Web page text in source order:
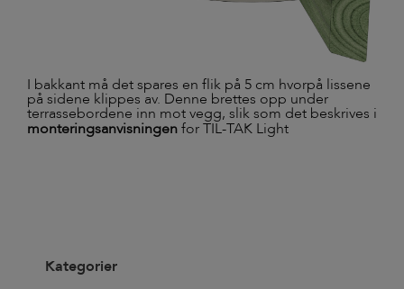
I bakkant må det spares en flik på 5 cm hvorpå lissene
på sidene klippes av. Denne brettes opp under
terrassebordene inn mot vegg, slik som det beskrives i
monteringsanvisningenfor TIL-TAK Light
Kategorier